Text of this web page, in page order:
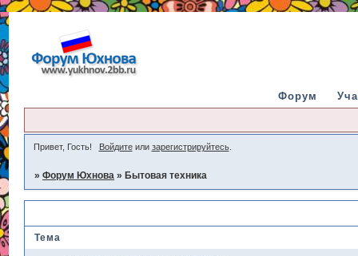
Форум
Привет, Гость! Войдитеили зарегистрируйтесь.
»Форум Юхнова » Бытовая техника
Тема